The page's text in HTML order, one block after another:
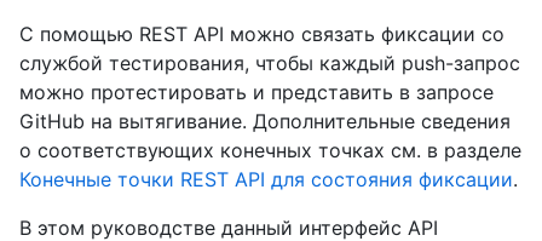
С помощью REST API можно связать фиксации со
службой тестирования, чтобы каждый push-запрос
можно протестировать и представить в запросе
GitHub на вытягивание. Дополнительные сведения
о соответствующих конечных точках см. в разделе
Конечные точки REST API для состояния фиксации.
В этом руководстве данный интерфейс API